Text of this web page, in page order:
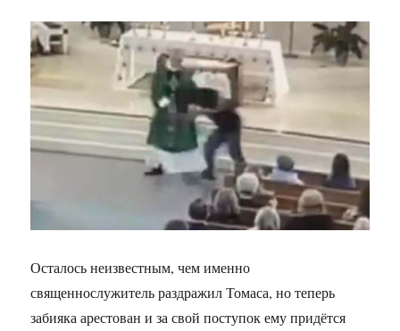
Осталось неизвестным, чем именно
священнослужитель раздражил Томаса, но теперь
забияка арестован и за свой поступок ему придётся